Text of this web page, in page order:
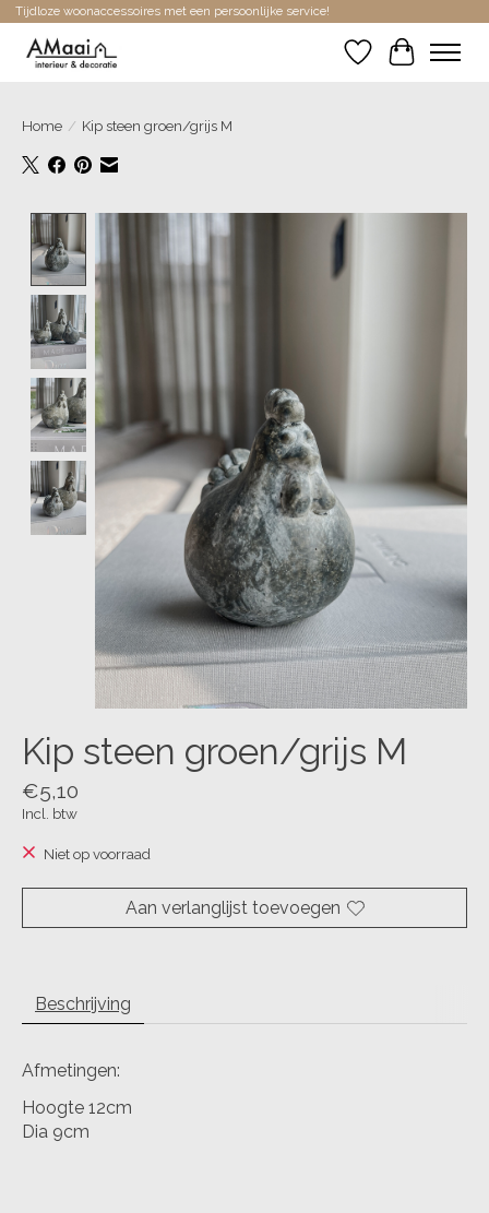
Tijdloze woonaccessoires met een persoonlijke service!
Verlanglijst
Home / Kip steen groen/grijs M
Product image slideshow Items
Kip steen groen/grijs M
€5,10
Incl. btw
Niet op voorraad
Aan verlanglijst toevoegen
Beschrijving
Afmetingen:
Hoogte 12cm
Dia 9cm